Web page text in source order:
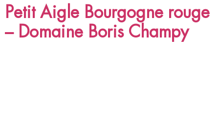
Petit Aigle Bourgogne rouge
– Domaine Boris Champy